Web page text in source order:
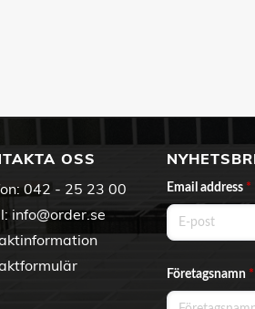
OSS
042 - 25 23 00
info@order.se
Email address *
Företagsnamn *